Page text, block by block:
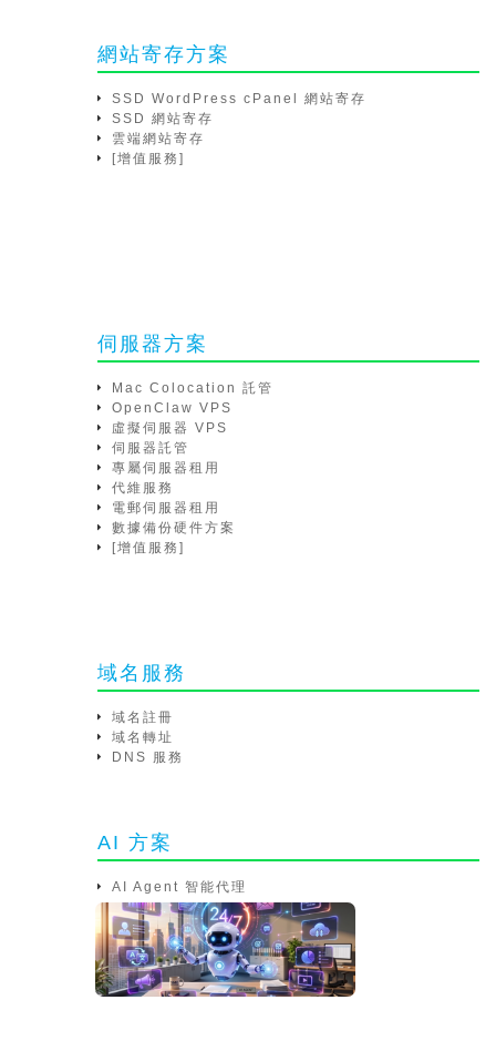
網站寄存方案
SSD WordPress cPanel 網站寄存
SSD 網站寄存
雲端網站寄存
[增值服務]
伺服器方案
Mac Colocation 託管
OpenClaw VPS
虛擬伺服器 VPS
伺服器託管
專屬伺服器租用
代維服務
電郵伺服器租用
數據備份硬件方案
[增值服務]
域名服務
域名註冊
域名轉址
DNS 服務
AI 方案
AI Agent 智能代理